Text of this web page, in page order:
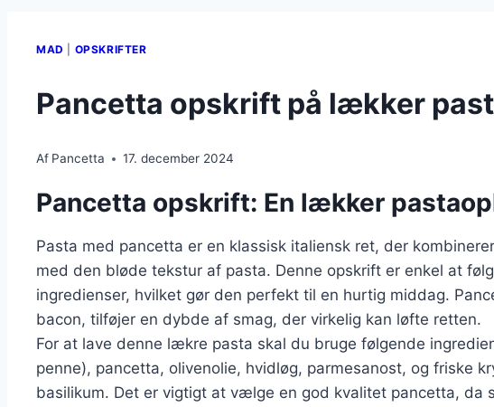
MAD OPSKRIFTER
Pancetta opskrift på lækker
Af Pancetta 17. december 2024
Pancetta opskrift: En lækker
Pasta med pancetta er en klassisk italiensk ret, der
med den bløde tekstur af pasta. Denne opskrift er enkel at
ingredienser, hvilket gør den perfekt til en hurtig middag.
bacon, tilføjer en dybde af smag, der virkelig kan løfte retten.
For at lave denne lækre pasta skal du bruge følgende
penne), pancetta, olivenolie, hvidløg, parmesanost, og friske
basilikum. Det er vigtigt at vælge en god kvalitet pancetta, da